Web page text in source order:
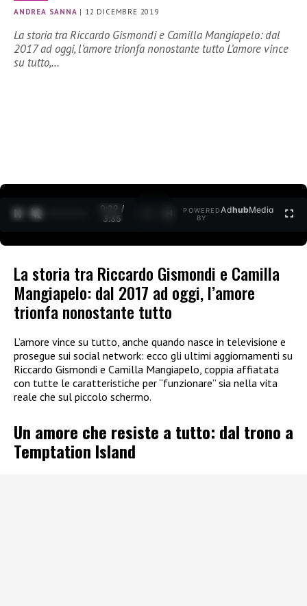
ANDREA SANNA | 12 DICEMBRE 2019
La storia tra Riccardo Gismondi e Camilla Mangiapelo: dal
2017 ad oggi, l’amore trionfa nonostante tutto L’amore vince
su tutto,…
0:30 /
3:35
POWERED
BY
AdhubMedia
La storia tra Riccardo Gismondi e Camilla
Mangiapelo: dal 2017 ad oggi, l’amore
trionfa nonostante tutto
L’amore vince su tutto, anche quando nasce in televisione e
prosegue sui social network: ecco gli ultimi aggiornamenti su
Riccardo Gismondi e Camilla Mangiapelo, coppia affiatata
con tutte le caratteristiche per “funzionare” sia nella vita
reale che sul piccolo schermo.
Un amore che resiste a tutto: dal trono a
Temptation Island